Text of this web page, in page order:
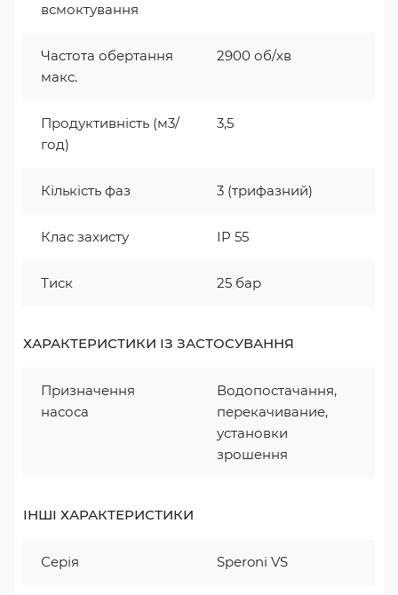
всмоктування
Частота обертання
макс.
2900 об/хв
Продуктивність (м3/
год)
3,5
Кількість фаз 3 (трифазний)
Клас захисту IP 55
Тиск 25 бар
ХАРАКТЕРИСТИКИ ІЗ ЗАСТОСУВАННЯ
Призначення
насоса
Водопостачання,
перекачивание,
установки
зрошення
ІНШІ ХАРАКТЕРИСТИКИ
Серія Speroni VS